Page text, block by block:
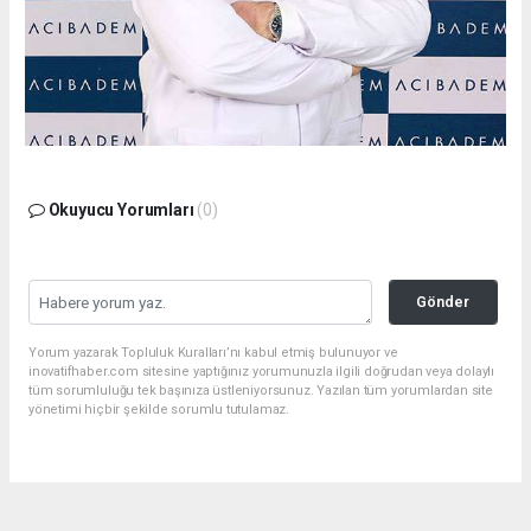
Okuyucu Yorumları (0)
Gönder
Yorum yazarak Topluluk Kuralları’nı kabul etmiş bulunuyor ve
inovatifhaber.com sitesine yaptığınız yorumunuzla ilgili doğrudan veya dolaylı
tüm sorumluluğu tek başınıza üstleniyorsunuz. Yazılan tüm yorumlardan site
yönetimi hiçbir şekilde sorumlu tutulamaz.